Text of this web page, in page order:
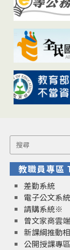
Search
for:
教職員專區
差勤系統
電子公文系
請購系統※
曾文家商雲
新課綱推動
公開授課專區